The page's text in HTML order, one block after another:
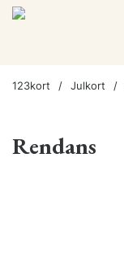
123kort Julkort
Rendans